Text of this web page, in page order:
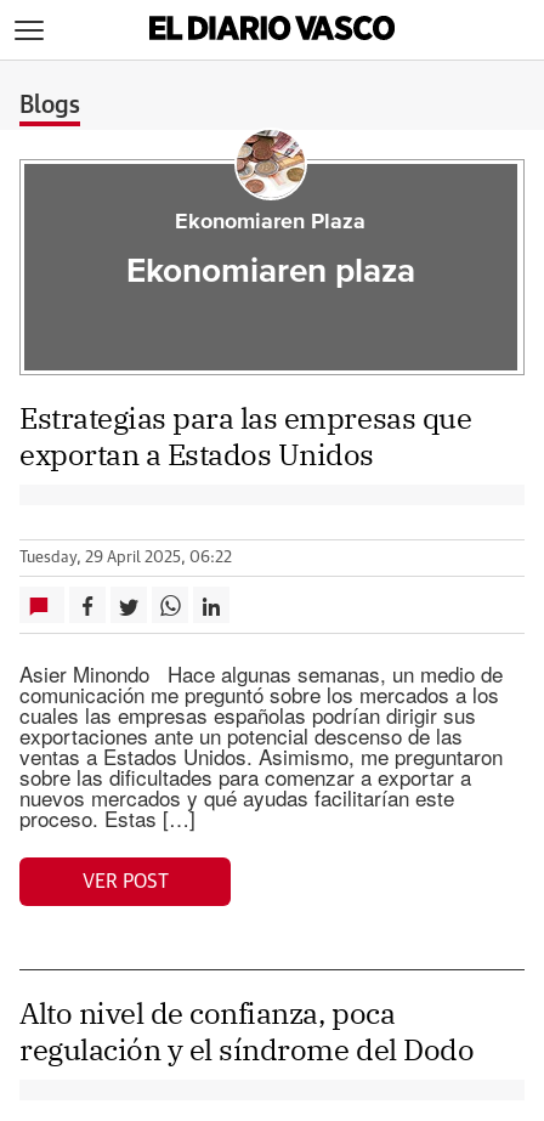
Blogs
Ekonomiaren Plaza
Ekonomiaren plaza
Estrategias para las empresas que
exportan a Estados Unidos
Tuesday, 29 April 2025, 06:22
Asier Minondo Hace algunas semanas, un medio de
comunicación me preguntó sobre los mercados a los
cuales las empresas españolas podrían dirigir sus
exportaciones ante un potencial descenso de las
ventas a Estados Unidos. Asimismo, me preguntaron
sobre las dificultades para comenzar a exportar a
nuevos mercados y qué ayudas facilitarían este
proceso. Estas […]
VER POST
Alto nivel de confianza, poca
regulación y el síndrome del Dodo